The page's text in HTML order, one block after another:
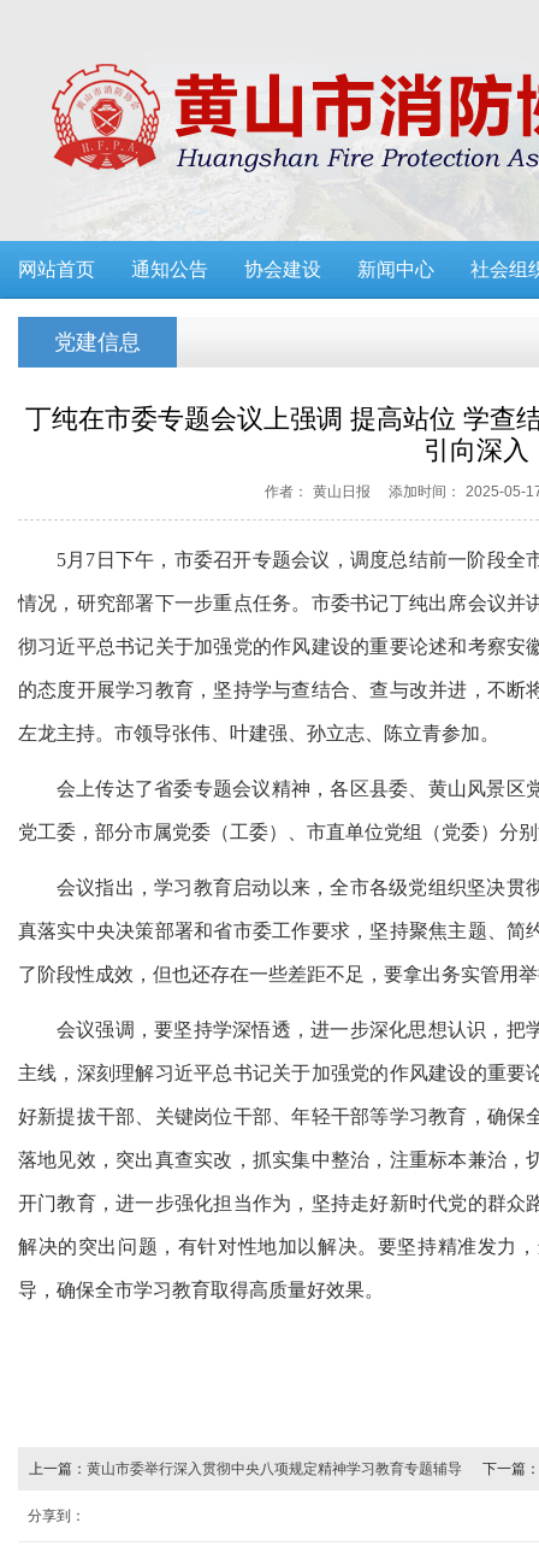
网站首页 通知公告 协会建设 新闻中心 社会组
党建信息
丁纯在市委专题会议上强调 提高站位 学查
引向深入
作者： 黄山日报 添加时间： 2025-05-
5月7日下午，市委召开专题会议，调度总结前一阶段
情况，研究部署下一步重点任务。市委书记丁纯出席会议
彻习近平总书记关于加强党的作风建设的重要论述和考察
的态度开展学习教育，坚持学与查结合、查与改并进，不
左龙主持。市领导张伟、叶建强、孙立志、陈立青参加。
会上传达了省委专题会议精神，各区县委、黄山风景区
党工委，部分市属党委（工委）、市直单位党组（党委）分
会议指出，学习教育启动以来，全市各级党组织坚决贯
真落实中央决策部署和省市委工作要求，坚持聚焦主题、
了阶段性成效，但也还存在一些差距不足，要拿出务实管用
会议强调，要坚持学深悟透，进一步深化思想认识，把
主线，深刻理解习近平总书记关于加强党的作风建设的重
好新提拔干部、关键岗位干部、年轻干部等学习教育，确
落地见效，突出真查实改，抓实集中整治，注重标本兼治
开门教育，进一步强化担当作为，坚持走好新时代党的群
解决的突出问题，有针对性地加以解决。要坚持精准发力
导，确保全市学习教育取得高质量好效果。
上一篇： 黄山市委举行深入贯彻中央八项规定精神学习教育专题辅导
报告会 丁纯主持并讲话
下一篇：
分享到：